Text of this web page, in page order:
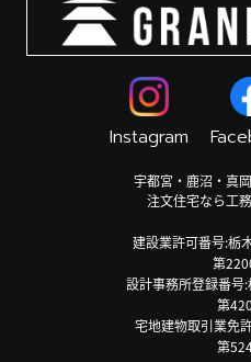
Instagram
宇都宮・鹿沼・真
注文住宅なら工
建設業許可番号:栃
第
設計事務所登録番号
第
宅地建物取引業免
第